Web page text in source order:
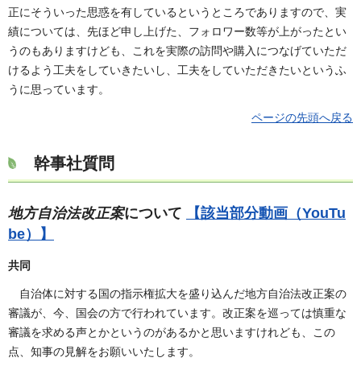
正にそういった思惑を有しているというところでありますので、実
績については、先ほど申し上げた、フォロワー数等が上がったとい
うのもありますけども、これを実際の訪問や購入につなげていただ
けるよう工夫をしていきたいし、工夫をしていただきたいというふ
うに思っています。
ページの先頭へ戻る
幹事社質問
地方自治法改正案について
【該当部分動画（YouTu
be）】
共同
自治体に対する国の指示権拡大を盛り込んだ地方自治法改正案の
審議が、今、国会の方で行われています。改正案を巡っては慎重な
審議を求める声とかというのがあるかと思いますけれども、この
点、知事の見解をお願いいたします。